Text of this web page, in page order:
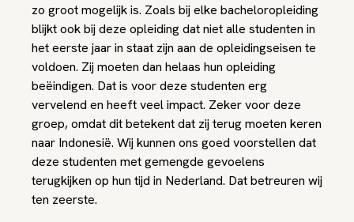
zo groot mogelijk is. Zoals bij elke bacheloropleiding
blijkt ook bij deze opleiding dat niet alle studenten in
het eerste jaar in staat zijn aan de opleidingseisen te
voldoen. Zij moeten dan helaas hun opleiding
beëindigen. Dat is voor deze studenten erg
vervelend en heeft veel impact. Zeker voor deze
groep, omdat dit betekent dat zij terug moeten keren
naar Indonesië. Wij kunnen ons goed voorstellen dat
deze studenten met gemengde gevoelens
terugkijken op hun tijd in Nederland. Dat betreuren wij
ten zeerste.